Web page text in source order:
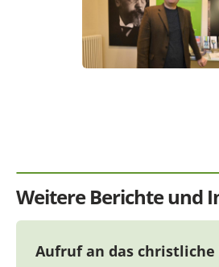
Weitere Berichte und
Aufruf an das christliche